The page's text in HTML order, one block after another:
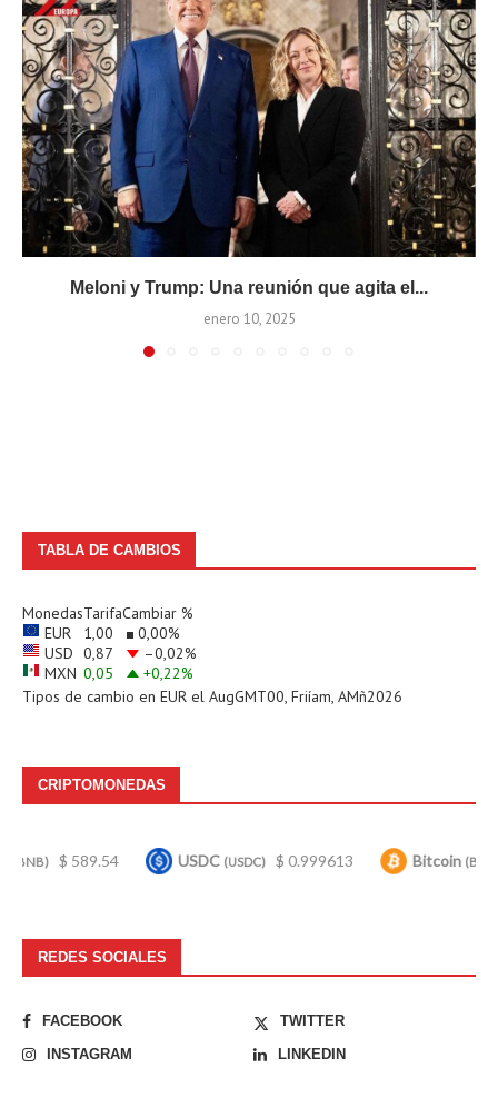
Meloni y Trump: Una reunión que agita el...
enero 10, 2025
TABLA DE CAMBIOS
MonedasTarifaCambiar %
EUR
1,00 0,00%
USD 0,87 –0,02%
MXN 0,05 +0,22%
Tipos de cambio en EUR el AugGMT00, Friíam, AMñ2026
CRIPTOMONEDAS
USDC(USDC) $ 0.999613 Bitcoin(BTC) $
REDES SOCIALES
FACEBOOK
TWITTER
INSTAGRAM
LINKEDIN